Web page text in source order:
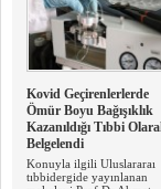
Kovid Geçirenlerlerde
Ömür Boyu Bağışıklık
Kazanıldığı Tıbbi
Belgelendi
Konuyla ilgili Uluslararaı
tıbbidergide yayınlanan